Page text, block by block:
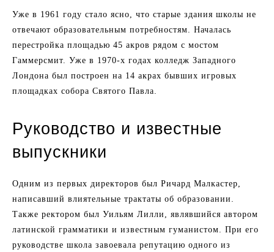
Уже в 1961 году стало ясно, что старые здания школы не
отвечают образовательным потребностям. Началась
перестройка площадью 45 акров рядом с мостом
Гаммерсмит. Уже в 1970-х годах колледж Западного
Лондона был построен на 14 акрах бывших игровых
площадках собора Святого Павла.
Руководство и известные
выпускники
Одним из первых директоров был Ричард Малкастер,
написавший влиятельные трактаты об образовании.
Также ректором был Уильям Лилли, являвшийся автором
латинской грамматики и известным гуманистом. При его
руководстве школа завоевала репутацию одного из